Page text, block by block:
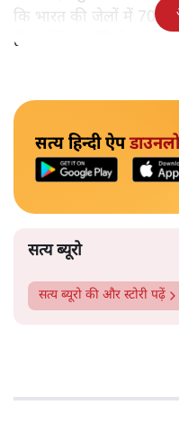
कि भारत की जेलों में 70
हैं। उन्होंने इस स्थिति पर खेद
सत्य हिन्दी ऐप
सत्य ब्यूरो
सत्य ब्यूरो की और स्टोरी पढ़ें